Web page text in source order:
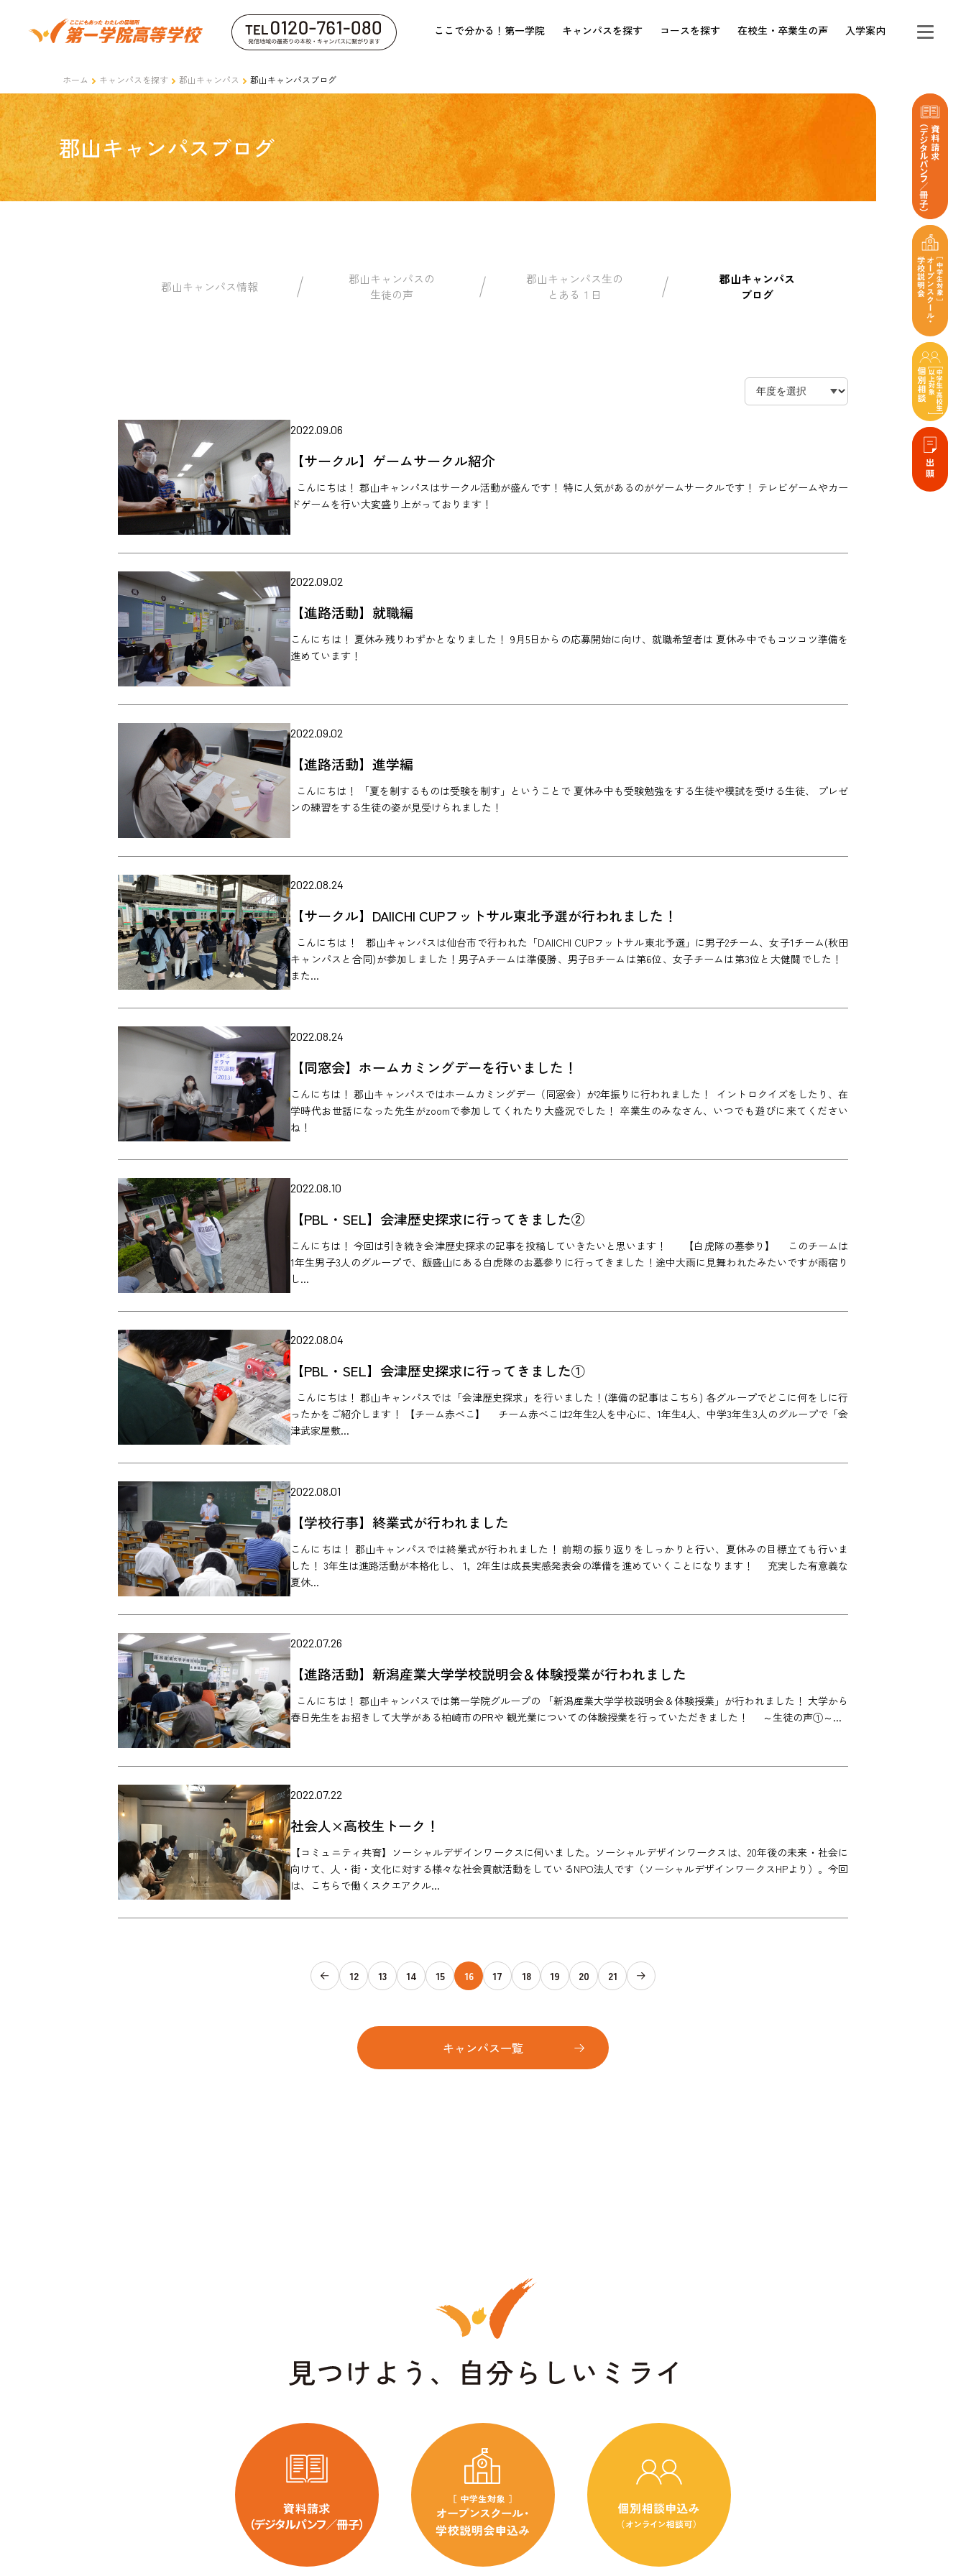
ここで分かる！第一学院 キャンパスを探す コースを探す 在校生・卒業生の声 入学案内
ホーム キャンパスを探す 郡山キャンパス 郡山キャンパスブログ
郡山キャンパスブログ
郡山キャンパス情報
郡山キャンパスの
生徒の声
郡山キャンパス生の
とある１日
郡山キャンパス
ブログ
2022.09.06
【サークル】ゲームサークル紹介
こんにちは！ 郡山キャンパスはサークル活動が盛んです！ 特に人気があるのがゲームサークルです！ テレビゲームやカー
ドゲームを行い大変盛り上がっております！
2022.09.02
【進路活動】就職編
こんにちは！ 夏休み残りわずかとなりました！ 9月5日からの応募開始に向け、就職希望者は 夏休み中でもコツコツ準備を
進めています！
2022.09.02
【進路活動】進学編
こんにちは！ 「夏を制するものは受験を制す」ということで 夏休み中も受験勉強をする生徒や模試を受ける生徒、 プレゼ
ンの練習をする生徒の姿が見受けられました！
2022.08.24
【サークル】DAIICHI CUPフットサル東北予選が行われました！
こんにちは！ 郡山キャンパスは仙台市で行われた「DAIICHI CUPフットサル東北予選」に男子2チーム、女子1チーム(秋田
キャンパスと合同)が参加しました！男子Aチームは準優勝、男子Bチームは第6位、女子チームは第3位と大健闘でした！
また...
2022.08.24
【同窓会】ホームカミングデーを行いました！
こんにちは！ 郡山キャンパスではホームカミングデー（同窓会）が2年振りに行われました！ イントロクイズをしたり、在
学時代お世話になった先生がzoomで参加してくれたり大盛況でした！ 卒業生のみなさん、いつでも遊びに来てください
ね！
2022.08.10
【PBL・SEL】会津歴史探求に行ってきました②
こんにちは！ 今回は引き続き会津歴史探求の記事を投稿していきたいと思います！ 【白虎隊の墓参り】 このチームは
1年生男子3人のグループで、飯盛山にある白虎隊のお墓参りに行ってきました！途中大雨に見舞われたみたいですが雨宿り
し...
2022.08.04
【PBL・SEL】会津歴史探求に行ってきました①
こんにちは！ 郡山キャンパスでは「会津歴史探求」を行いました！(準備の記事はこちら) 各グループでどこに何をしに行
ったかをご紹介します！ 【チーム赤べこ】 チーム赤べこは2年生2人を中心に、1年生4人、中学3年生3人のグループで「会
津武家屋敷...
2022.08.01
【学校行事】終業式が行われました
こんにちは！ 郡山キャンパスでは終業式が行われました！ 前期の振り返りをしっかりと行い、夏休みの目標立ても行いま
した！ 3年生は進路活動が本格化し、 1，2年生は成長実感発表会の準備を進めていくことになります！ 充実した有意義な
夏休...
2022.07.26
【進路活動】新潟産業大学学校説明会＆体験授業が行われました
こんにちは！ 郡山キャンパスでは第一学院グループの 「新潟産業大学学校説明会＆体験授業」が行われました！ 大学から
春日先生をお招きして大学がある柏崎市のPRや 観光業についての体験授業を行っていただきました！ ～生徒の声①～...
2022.07.22
社会人×高校生トーク！
【コミュニティ共育】ソーシャルデザインワークスに伺いました。ソーシャルデザインワークスは、20年後の未来・社会に
向けて、人・街・文化に対する様々な社会貢献活動をしているNPO法人です（ソーシャルデザインワークスHPより）。今回
は、こちらで働くスクエアクル...
12 13 14 15 16 17 18 19 20 21
キャンパス一覧